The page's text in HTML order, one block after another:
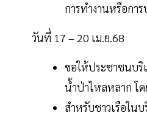
การทำงานหรือกา
วันที่ 17 – 20 เม.ย.68
ขอให้ประชาชนบ
น้ำป่าไหลหลาก โ
สำหรับชาวเรือใน